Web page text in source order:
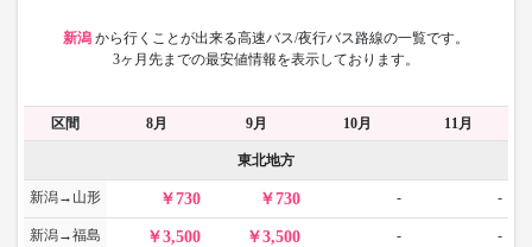
新潟 から行くことが出来る高速バス/夜行バス路線の一覧です。
3ヶ月先までの最安値情報を表示しております。
区間 8月 9月 10月 11月
東北地方
新潟→山形 730 730 - -
新潟→福島 3,500 3,500 - -